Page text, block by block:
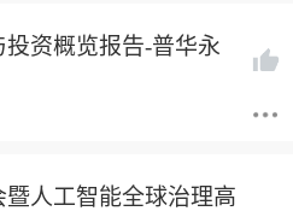
资概览报告-普华永
人工智能全球治理高